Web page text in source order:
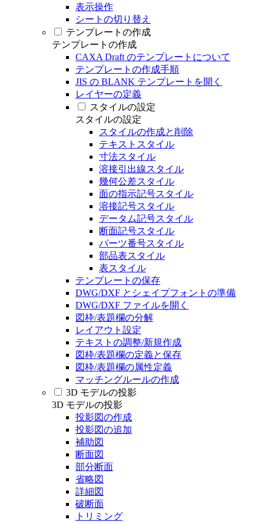
表示操作
シートの切り替え
テンプレートの作成
テンプレートの作成
CAXA Draft のテンプレートについて
テンプレートの作成手順
JIS の BLANK テンプレートを開く
レイヤーの定義
スタイルの設定
スタイルの設定
スタイルの作成と削除
テキストスタイル
寸法スタイル
溶接引出線スタイル
幾何公差スタイル
面の指示記号スタイル
溶接記号スタイル
データム記号スタイル
断面記号スタイル
パーツ番号スタイル
部品表スタイル
表スタイル
テンプレートの保存
DWG/DXF とシェイプフォントの準備
DWG/DXF ファイルを開く
図枠/表題欄の分解
レイアウト設定
テキストの調整/新規作成
図枠/表題欄の定義と保存
図枠/表題欄の属性定義
マッチングルールの作成
3D モデルの投影
3D モデルの投影
投影図の作成
投影図の追加
補助図
断面図
部分断面
省略図
詳細図
破断面
トリミング